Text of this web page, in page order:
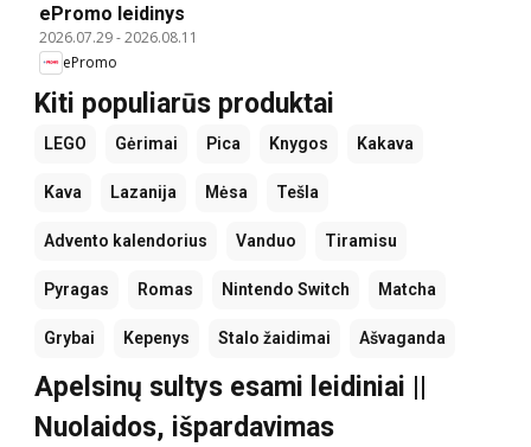
ePromo leidinys
2026.07.29-2026.08.11
ePromo
Kiti populiarūs produktai
LEGO Gėrimai Pica Knygos Kakava
Kava Lazanija Mėsa Tešla
Advento kalendorius Vanduo Tiramisu
Pyragas Romas Nintendo Switch Matcha
Grybai Kepenys Stalo žaidimai Ašvaganda
Apelsinų sultys esami leidiniai ||
Nuolaidos, išpardavimas